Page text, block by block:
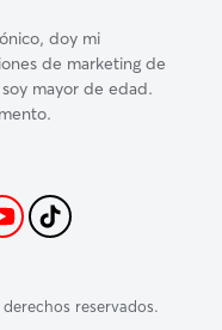
doy mi
de marketing de
mayor de edad.
reservados.